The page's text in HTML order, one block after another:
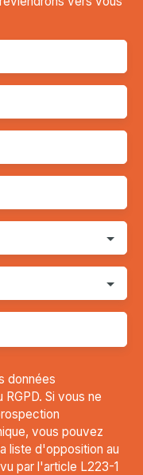
données
Si vous ne
vous pouvez
liste d'opposition au
par l'article L223-1